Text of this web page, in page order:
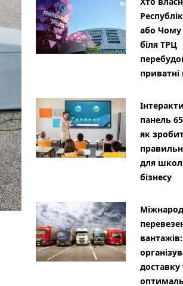
або Чому
біля ТРЦ
приватні
панель
як
для
бізнесу
доставку